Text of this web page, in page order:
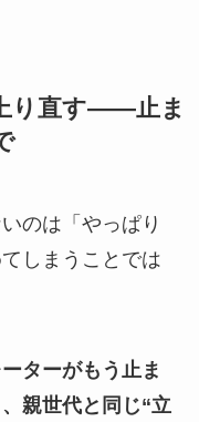
り直す――止ま
のは「やっぱり
しまうことでは
ターがもう止ま
親世代と同じ“立